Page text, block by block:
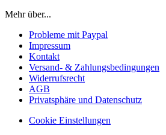
Mehr über...
Probleme mit Paypal
Impressum
Kontakt
Versand- & Zahlungsbedingungen
Widerrufsrecht
AGB
Privatsphäre und Datenschutz
Cookie Einstellungen